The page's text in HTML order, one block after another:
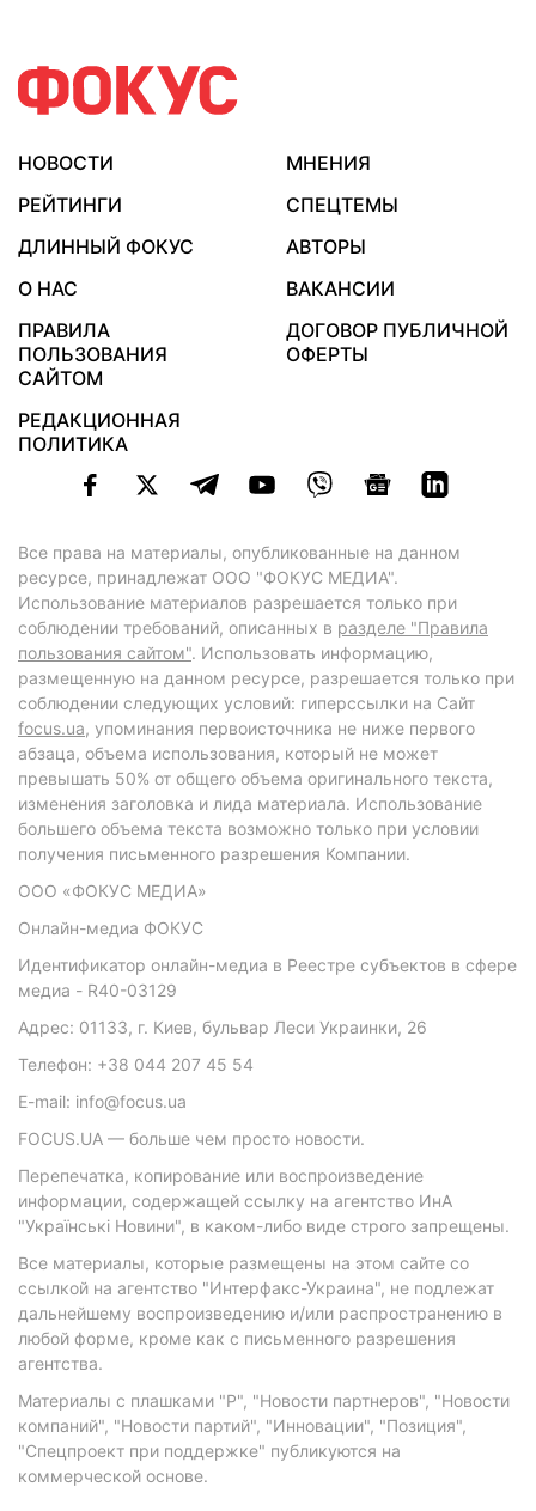
НОВОСТИ
МНЕНИЯ
РЕЙТИНГИ
СПЕЦТЕМЫ
ДЛИННЫЙ ФОКУС
АВТОРЫ
О НАС
ВАКАНСИИ
ПРАВИЛА
ПОЛЬЗОВАНИЯ
САЙТОМ
ДОГОВОР ПУБЛИЧНОЙ
ОФЕРТЫ
РЕДАКЦИОННАЯ
ПОЛИТИКА
Все права на материалы, опубликованные на данном
ресурсе, принадлежат ООО "ФОКУС МЕДИА".
Использование материалов разрешается только при
соблюдении требований, описанных в разделе "Правила
пользования сайтом". Использовать информацию,
размещенную на данном ресурсе, разрешается только при
соблюдении следующих условий: гиперссылки на Сайт
focus.ua, упоминания первоисточника не ниже первого
абзаца, объема использования, который не может
превышать 50% от общего объема оригинального текста,
изменения заголовка и лида материала. Использование
большего объема текста возможно только при условии
получения письменного разрешения Компании.
ООО «ФОКУС МЕДИА»
Онлайн-медиа ФОКУС
Идентификатор онлайн-медиа в Реестре субъектов в сфере
медиа - R40-03129
Адрес: 01133, г. Киев, бульвар Леси Украинки, 26
Телефон: +38 044 207 45 54
E-mail: info@focus.ua
FOCUS.UA — больше чем просто новости.
Перепечатка, копирование или воспроизведение
информации, содержащей ссылку на агентство ИнА
"Українські Новини", в каком-либо виде строго запрещены.
Все материалы, которые размещены на этом сайте со
ссылкой на агентство "Интерфакс-Украина", не подлежат
дальнейшему воспроизведению и/или распространению в
любой форме, кроме как с письменного разрешения
агентства.
Материалы с плашками "Р", "Новости партнеров", "Новости
компаний", "Новости партий", "Инновации", "Позиция",
"Спецпроект при поддержке" публикуются на
коммерческой основе.